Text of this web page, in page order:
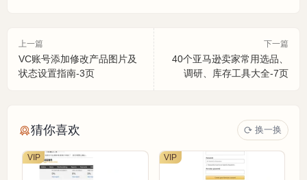
上一篇
VC账号添加修改产品图片及
状态设置指南-3页
下一篇
40个亚马逊卖家常用选品、
调研、库存工具大全-7页
猜你喜欢 换一换
VIP VIP